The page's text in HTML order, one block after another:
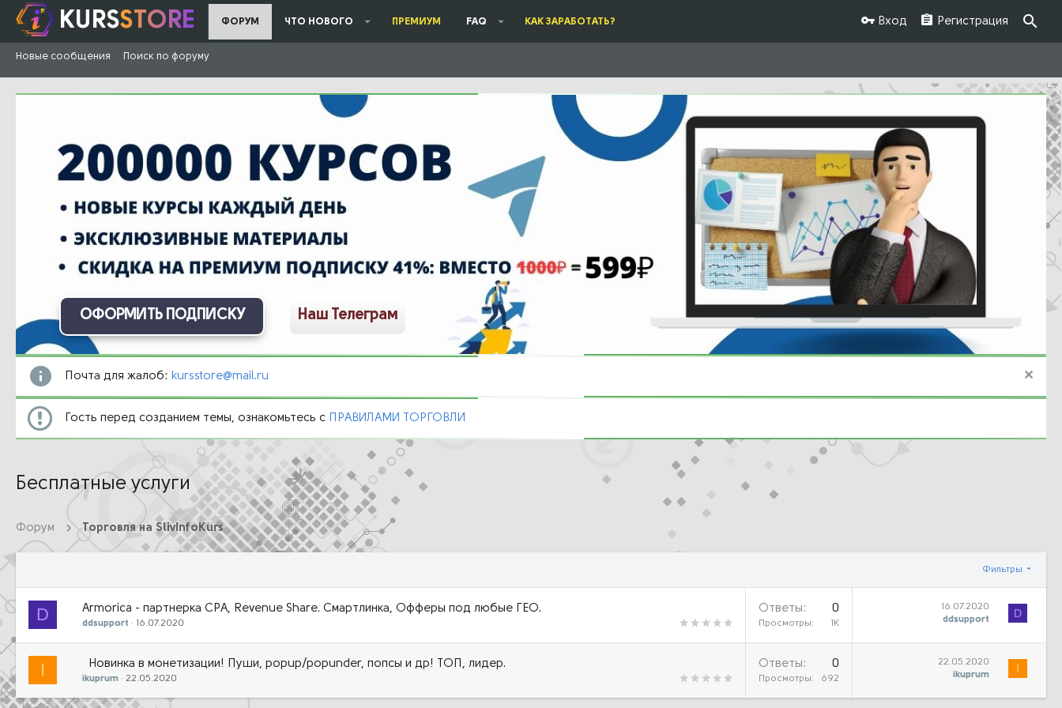
KURSSTORE ФОРУМ ЧТО НОВОГО ПРЕМИУМ FAQ КАК ЗАРАБОТАТЬ? Вход Регистрация
Новые сообщения Поиск по форуму
ОФОРМИТЬ ПОДПИСКУ Наш Телеграм
Почта для жалоб: kursstore@mail.ru
Гость перед созданием темы, ознакомьтесь с ПРАВИЛАМИ ТОРГОВЛИ
Бесплатные услуги
Форум Торговля на SlivInfoKurs
Фильтры
D Armorica - партнерка CPA, Revenue Share. Смартлинка, Офферы под любые ГЕО.
ddsupport 16.07.2020
Ответы 0
Просмотры 1К
16.07.2020
ddsupport
D
I Новинка в монетизации! Пуши, popup/popunder, попсы и др! ТОП, лидер.
ikuprum 22.05.2020
Ответы 0
Просмотры 692
22.05.2020
ikuprum
I